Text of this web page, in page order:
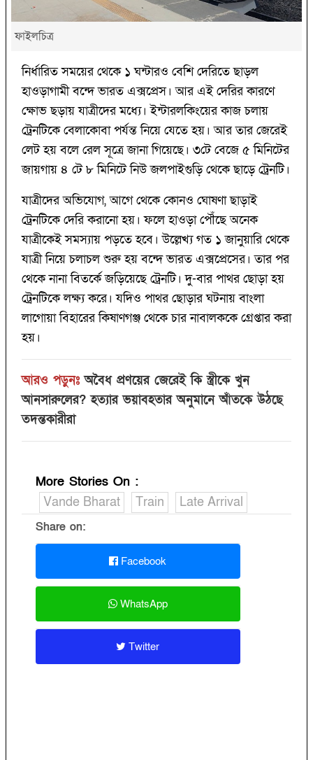
ফাইলচিত্র
নির্ধারিত সময়ের থেকে ১ ঘন্টারও বেশি দেরিতে ছাড়ল
হাওড়াগামী বন্দে ভারত এক্সপ্রেস। আর এই দেরির কারণে
ক্ষোভ ছড়ায় যাত্রীদের মধ্যে। ইন্টারলকিংয়ের কাজ চলায়
ট্রেনটিকে বেলাকোবা পর্যন্ত নিয়ে যেতে হয়। আর তার জেরেই
লেট হয় বলে রেল সূত্রে জানা গিয়েছে। ৩টে বেজে ৫ মিনিটের
জায়গায় ৪ টে ৮ মিনিটে নিউ জলপাইগুড়ি থেকে ছাড়ে ট্রেনটি।
যাত্রীদের অভিযোগ, আগে থেকে কোনও ঘোষণা ছাড়াই
ট্রেনটিকে দেরি করানো হয়। ফলে হাওড়া পৌঁছে অনেক
যাত্রীকেই সমস্যায় পড়তে হবে। উল্লেখ্য গত ১ জানুয়ারি থেকে
যাত্রী নিয়ে চলাচল শুরু হয় বন্দে ভারত এক্সপ্রেসের। তার পর
থেকে নানা বিতর্কে জড়িয়েছে ট্রেনটি। দু-বার পাথর ছোড়া হয়
ট্রেনটিকে লক্ষ্য করে। যদিও পাথর ছোড়ার ঘটনায় বাংলা
লাগোয়া বিহারের কিষাণগঞ্জ থেকে চার নাবালককে গ্রেপ্তার করা
হয়।
আরও পড়ুনঃ অবৈধ প্রণয়ের জেরেই কি স্ত্রীকে খুন
আনসারুলের? হত্যার ভয়াবহতার অনুমানে আঁতকে উঠছে
তদন্তকারীরা
More Stories On :
Vande Bharat
Train Late Arrival
Share on:
Facebook
WhatsApp
Twitter